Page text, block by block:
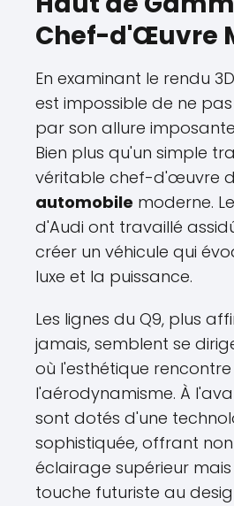
Chef-d'Œuvre
En examinant le rendu
est impossible de ne
par son allure
Bien plus qu'un simple
véritable chef-d'œuvre
automobile moderne.
d'Audi ont travaillé
créer un véhicule qui
luxe et la puissance.
Les lignes du Q9, plus
jamais, semblent se
où l'esthétique rencontre
l'aérodynamisme. À
sont dotés d'une
sophistiquée, offrant
éclairage supérieur
touche futuriste au